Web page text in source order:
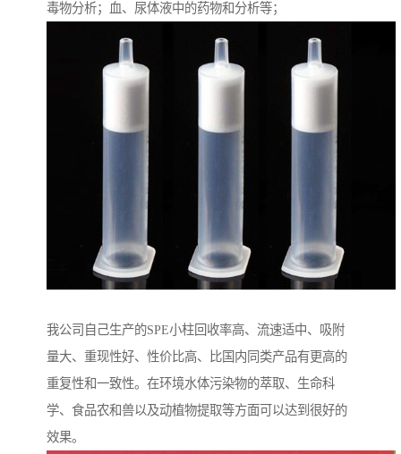
毒物分析；血、尿体液中的药物和分析等；
我公司自己生产的SPE小柱回收率高、流速适中、吸附
量大、重现性好、性价比高、比国内同类产品有更高的
重复性和一致性。在环境水体污染物的萃取、生命科
学、食品农和兽以及动植物提取等方面可以达到很好的
效果。